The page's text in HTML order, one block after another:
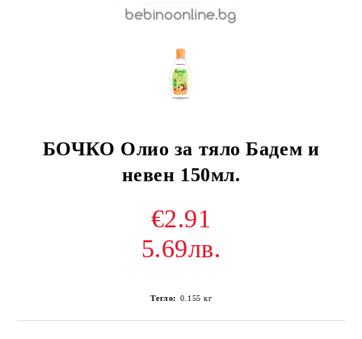
БОЧКО Олио за тяло Бадем и
невен 150мл.
€2.91
5.69лв.
Тегло: 0.155 кг